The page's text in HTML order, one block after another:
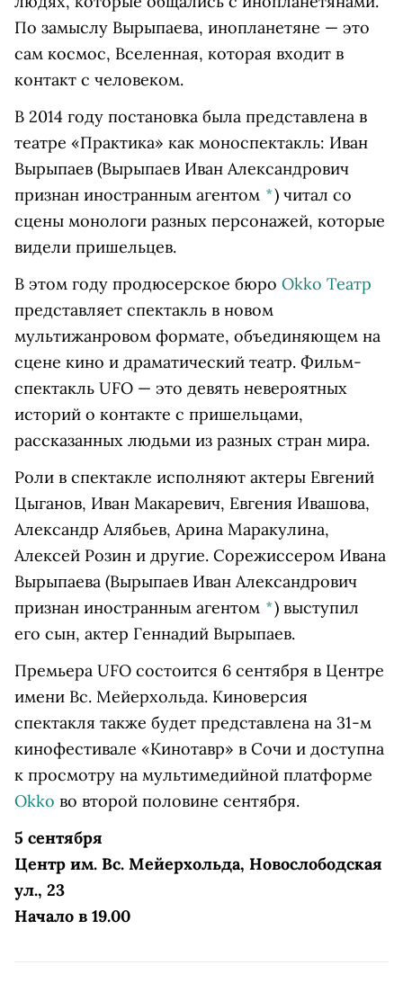
По замыслу Вырыпаева, инопланетяне — это
сам космос, Вселенная, которая входит в
контакт с человеком.
В 2014 году постановка была представлена в
театре «Практика» как моноспектакль: Иван
Вырыпаев (Вырыпаев Иван Александрович
признан иностранным агентом *) читал со
сцены монологи разных персонажей, которые
видели пришельцев.
В этом году продюсерское бюро Okko Театр
представляет спектакль в новом
мультижанровом формате, объединяющем на
сцене кино и драматический театр. Фильм-
спектакль UFO — это девять невероятных
историй о контакте с пришельцами,
рассказанных людьми из разных стран мира.
Роли в спектакле исполняют актеры Евгений
Цыганов, Иван Макаревич, Евгения Ивашова,
Александр Алябьев, Арина Маракулина,
Алексей Розин и другие. Сорежиссером Ивана
Вырыпаева (Вырыпаев Иван Александрович
признан иностранным агентом *) выступил
его сын, актер Геннадий Вырыпаев.
Премьера UFO состоится 6 сентября в Центре
имени Вс. Мейерхольда. Киноверсия
спектакля также будет представлена на 31-м
кинофестивале «Кинотавр» в Сочи и доступна
к просмотру на мультимедийной платформе
Okko во второй половине сентября.
5 сентября
Центр им. Вс. Мейерхольда, Новослободская
ул., 23
Начало в 19.00